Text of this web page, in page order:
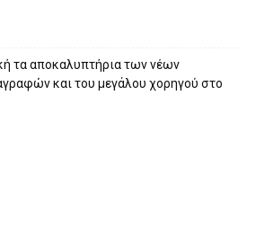
τα αποκαλυπτήρια των νέων
και του μεγάλου χορηγού στο